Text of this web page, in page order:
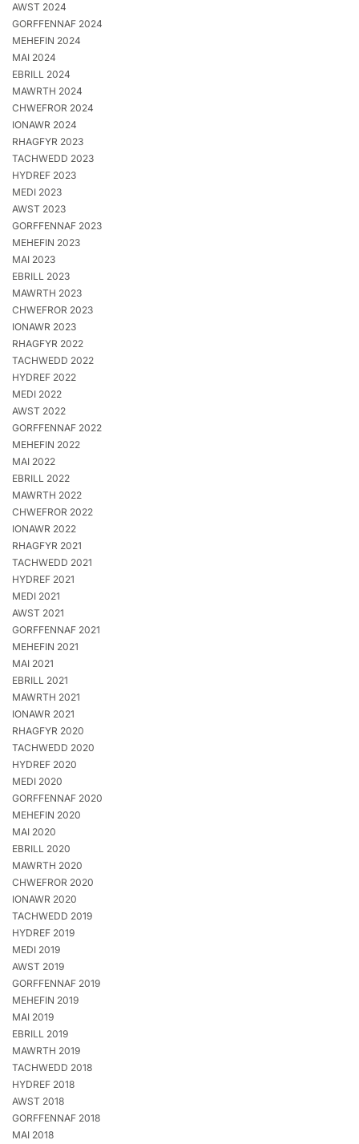
AWST 2024
GORFFENNAF 2024
MEHEFIN 2024
MAI 2024
EBRILL 2024
MAWRTH 2024
CHWEFROR 2024
IONAWR 2024
RHAGFYR 2023
TACHWEDD 2023
HYDREF 2023
MEDI 2023
AWST 2023
GORFFENNAF 2023
MEHEFIN 2023
MAI 2023
EBRILL 2023
MAWRTH 2023
CHWEFROR 2023
IONAWR 2023
RHAGFYR 2022
TACHWEDD 2022
HYDREF 2022
MEDI 2022
AWST 2022
GORFFENNAF 2022
MEHEFIN 2022
MAI 2022
EBRILL 2022
MAWRTH 2022
CHWEFROR 2022
IONAWR 2022
RHAGFYR 2021
TACHWEDD 2021
HYDREF 2021
MEDI 2021
AWST 2021
GORFFENNAF 2021
MEHEFIN 2021
MAI 2021
EBRILL 2021
MAWRTH 2021
IONAWR 2021
RHAGFYR 2020
TACHWEDD 2020
HYDREF 2020
MEDI 2020
GORFFENNAF 2020
MEHEFIN 2020
MAI 2020
EBRILL 2020
MAWRTH 2020
CHWEFROR 2020
IONAWR 2020
TACHWEDD 2019
HYDREF 2019
MEDI 2019
AWST 2019
GORFFENNAF 2019
MEHEFIN 2019
MAI 2019
EBRILL 2019
MAWRTH 2019
TACHWEDD 2018
HYDREF 2018
AWST 2018
GORFFENNAF 2018
MAI 2018